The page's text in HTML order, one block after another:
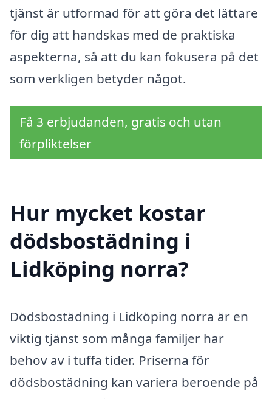
tjänst är utformad för att göra det lättare
för dig att handskas med de praktiska
aspekterna, så att du kan fokusera på det
som verkligen betyder något.
Få 3 erbjudanden, gratis och utan
förpliktelser
Hur mycket kostar
dödsbostädning i
Lidköping norra?
Dödsbostädning i Lidköping norra är en
viktig tjänst som många familjer har
behov av i tuffa tider. Priserna för
dödsbostädning kan variera beroende på